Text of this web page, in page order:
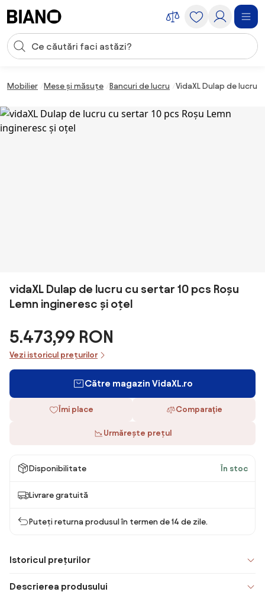
Introducerea căutării
Mobilier Mese și măsuțe Bancuri de lucru VidaXL Dulap de lucru
vidaXL Dulap de lucru cu sertar 10 pcs Roșu
Lemn ingineresc și oțel
5.473,99 RON
Vezi istoricul prețurilor
Către magazin VidaXL.ro
Îmi place Comparaţie
Urmărește prețul
Disponibilitate În stoc
Livrare gratuită
Puteți returna produsul în termen de 14 de zile.
Istoricul prețurilor
Descrierea produsului